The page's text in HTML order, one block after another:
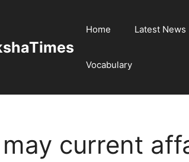
Home Latest News
Vocabulary
current